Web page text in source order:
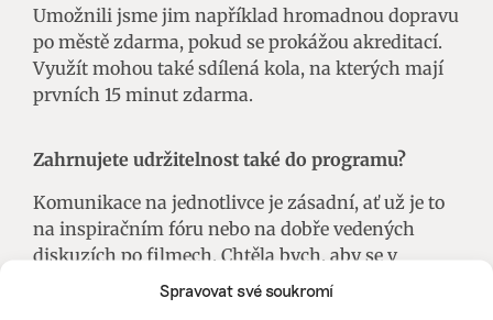
Spravovat své soukromí
Umožnili jsme jim například hromadnou dopravu
po městě zdarma, pokud se prokážou akreditací.
Využít mohou také sdílená kola, na kterých mají
prvních 15 minut zdarma.
Zahrnujete udržitelnost také do programu?
Komunikace na jednotlivce je zásadní, ať už je to
na inspiračním fóru nebo na dobře vedených
diskuzích po filmech. Chtěla bych, aby se v
dalších letech po každém snímku, který se tohoto
tématu týká, probíralo, jak problémy řešit. Ve